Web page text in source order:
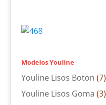
Modelos Youline
Youline Lisos Boton (7)
Youline Lisos Goma (3)